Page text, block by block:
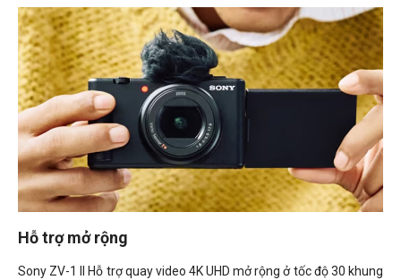
Hỗ trợ mở rộng
Sony ZV-1 II Hỗ trợ quay video 4K UHD mở rộng ở tốc độ 30 khung